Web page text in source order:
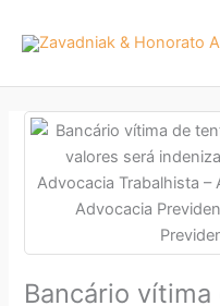
para
conteúdo
Bancário